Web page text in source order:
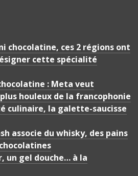
chocolatine, ces 2 régions ont
cette spécialité
: Meta veut
houleux de la francophonie
culinaire, la galette-saucisse
associe du whisky, des pains
un gel douche… à la